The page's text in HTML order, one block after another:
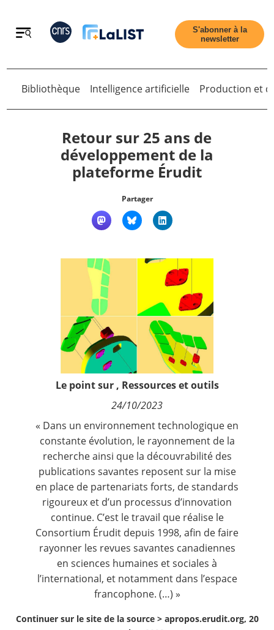
Retour
Nous suivre
S'abonner à la
newsletter
Retour
Bibliothèque Intelligence artificielle Production et
Retour sur 25 ans de
développement de la
plateforme Érudit
Partager
Le point sur, Ressources et outils
24/10/2023
« Dans un environnement technologique en
constante évolution, le rayonnement de la
recherche ainsi que la découvrabilité des
publications savantes reposent sur la mise
en place de partenariats forts, de standards
rigoureux et d’un processus d’innovation
continue. C’est le travail que réalise le
Consortium Érudit depuis 1998, afin de faire
rayonner les revues savantes canadiennes
en sciences humaines et sociales à
l’international, et notamment dans l’espace
francophone. (…) »
Continuer sur le site de la source > apropos.erudit.org, 20